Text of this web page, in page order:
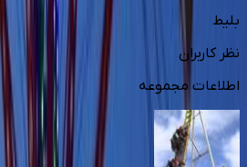
بلیط
نظر کاربران
اطلاعات مجموعه